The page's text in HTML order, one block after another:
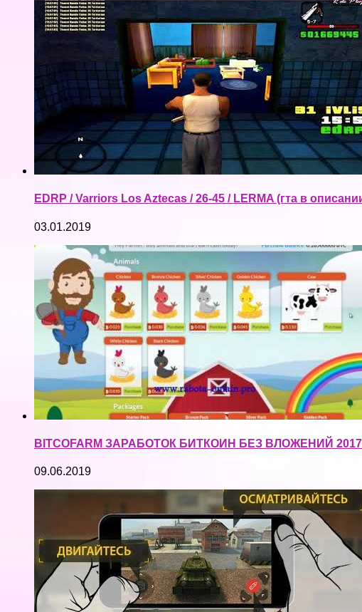
EDRP / Varriors Los Aztecas / 26-45 / LERMA (гта в
03.01.2019
BITCOFARM ЗАРАБОТОК БИТКОИН БЕЗ ВЛОЖЕНИЙ
09.06.2019